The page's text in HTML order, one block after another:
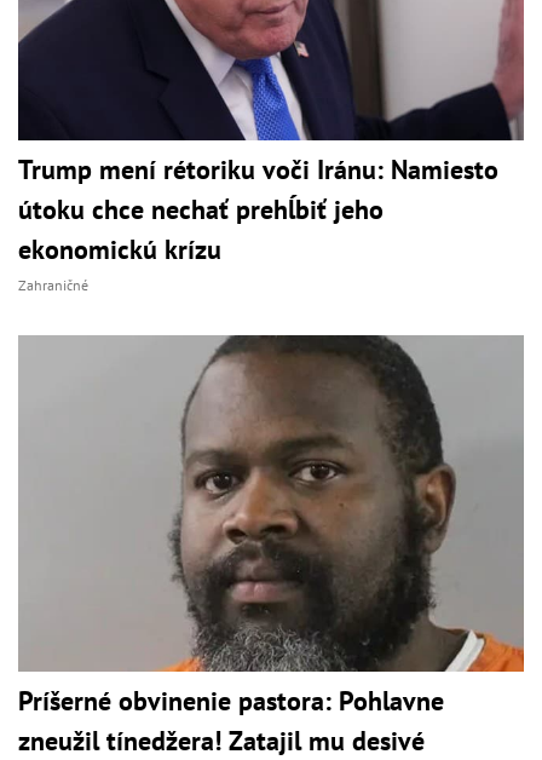
Trump mení rétoriku voči Iránu: Namiesto
útoku chce nechať prehĺbiť jeho
ekonomickú krízu
Zahraničné
Príšerné obvinenie pastora: Pohlavne
zneužil tínedžera! Zatajil mu desivé